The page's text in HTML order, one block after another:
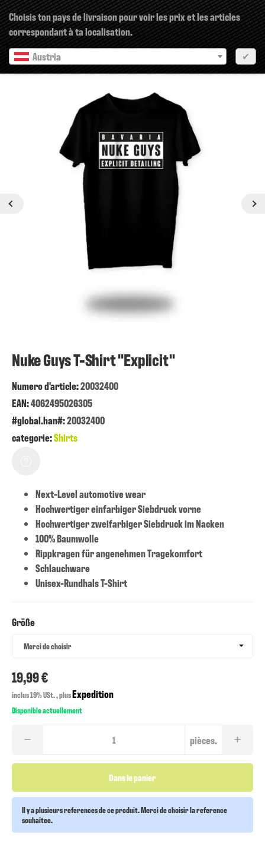
Choisis ton pays de livraison pour voir les prix et les articles
correspondant à ta localisation.
Austria
✔
Prochain
Nuke Guys T-Shirt "Explicit"
Numero d'article:20032400
EAN:4062495026305
#global.han#:20032400
categorie:Shirts
Next-Level automotive wear
Hochwertiger einfarbiger Siebdruck vorne
Hochwertiger zweifarbiger Siebdruck im Nacken
100% Baumwolle
Rippkragen für angenehmen Tragekomfort
Schlauchware
Unisex-Rundhals T-Shirt
Größe
Merci de choisir
19,99 €
inclus 19% USt. , plusExpedition
Disponible actuellement
pièces.
Dans le panier
Il y a plusieurs references de ce produit. Merci de choisir la reference
souhaitee.